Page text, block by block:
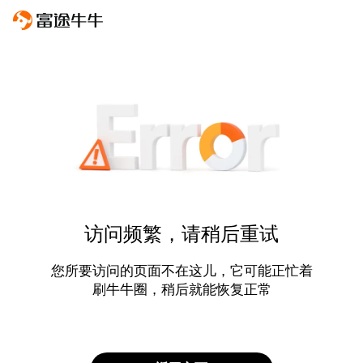
访问频繁，请稍后重试
您所要访问的页面不在这儿，它可能正忙着
刷牛牛圈，稍后就能恢复正常